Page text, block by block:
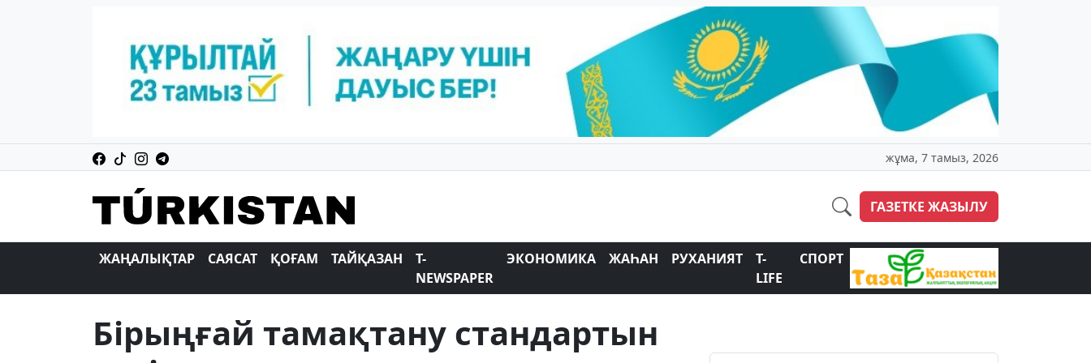
жұма, 7 тамыз, 2026
ГАЗЕТКЕ ЖАЗЫЛУ
ЖАҢАЛЫҚТАР САЯСАТ ҚОҒАМ ТАЙҚАЗАН
T-
NEWSPAPER
ЭКОНОМИКА ЖАҺАН РУХАНИЯТ
T-
LIFE
СПОРТ
Бірыңғай тамақтану стандартын